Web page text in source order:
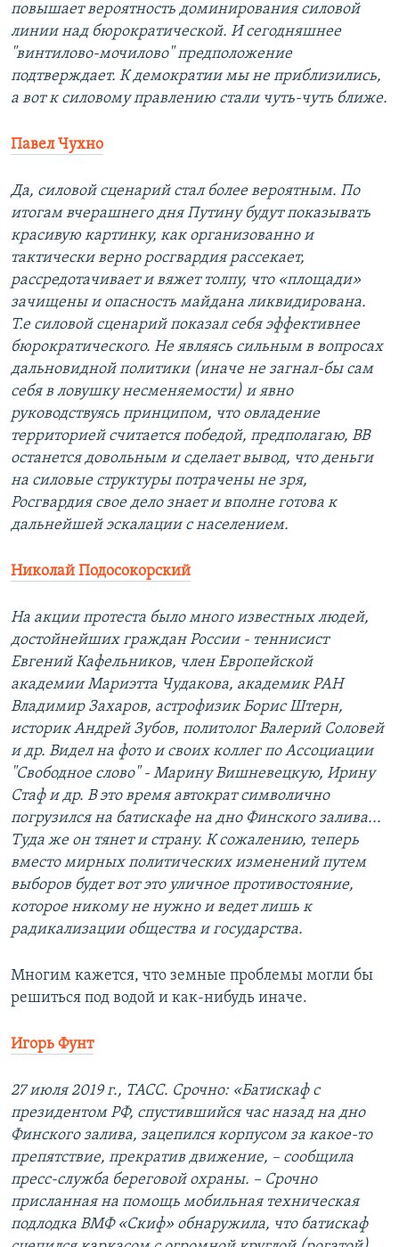
повышает вероятность доминирования силовой
линии над бюрократической. И сегодняшнее
"винтилово-мочилово" предположение
подтверждает. К демократии мы не приблизились,
а вот к силовому правлению стали чуть-чуть ближе.
Павел Чухно
Да, силовой сценарий стал более вероятным. По
итогам вчерашнего дня Путину будут показывать
красивую картинку, как организованно и
тактически верно росгвардия рассекает,
рассредотачивает и вяжет толпу, что «площади»
зачищены и опасность майдана ликвидирована.
Т.е силовой сценарий показал себя эффективнее
бюрократического. Не являясь сильным в вопросах
дальновидной политики (иначе не загнал-бы сам
себя в ловушку несменяемости) и явно
руководствуясь принципом, что овладение
территорией считается победой, предполагаю, ВВ
останется довольным и сделает вывод, что деньги
на силовые структуры потрачены не зря,
Росгвардия свое дело знает и вполне готова к
дальнейшей эскалации с населением.
Николай Подосокорский
На акции протеста было много известных людей,
достойнейших граждан России - теннисист
Евгений Кафельников, член Европейской
академии Мариэтта Чудакова, академик РАН
Владимир Захаров, астрофизик Борис Штерн,
историк Андрей Зубов, политолог Валерий Соловей
и др. Видел на фото и своих коллег по Ассоциации
"Свободное слово" - Марину Вишневецкую, Ирину
Стаф и др. В это время автократ символично
погрузился на батискафе на дно Финского залива...
Туда же он тянет и страну. К сожалению, теперь
вместо мирных политических изменений путем
выборов будет вот это уличное противостояние,
которое никому не нужно и ведет лишь к
радикализации общества и государства.
Многим кажется, что земные проблемы могли бы
решиться под водой и как-нибудь иначе.
Игорь Фунт
27 июля 2019 г., ТАСС. Срочно: «Батискаф с
президентом РФ, спустившийся час назад на дно
Финского залива, зацепился корпусом за какое-то
препятствие, прекратив движение, – сообщила
пресс-служба береговой охраны. – Срочно
присланная на помощь мобильная техническая
подлодка ВМФ «Скиф» обнаружила, что батискаф